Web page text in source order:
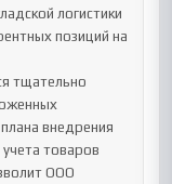
логистики
позиций на
тщательно
внедрения
товаров
ООО